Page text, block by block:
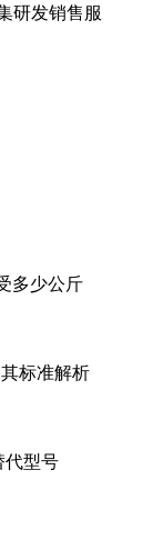
研发销售服
多少公斤
标准解析
代型号